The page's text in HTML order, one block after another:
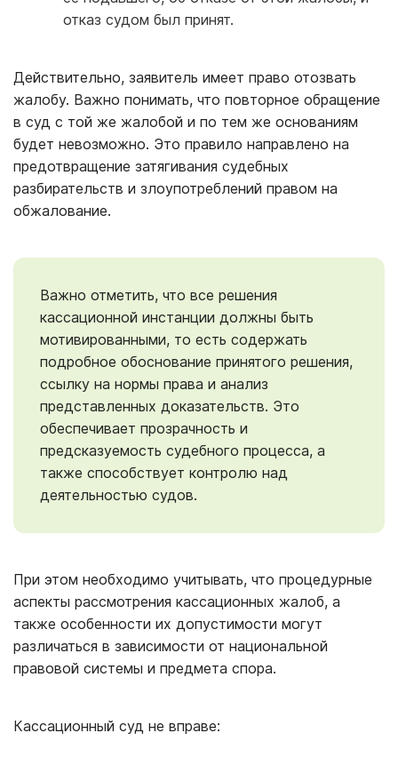
отказ судом был принят.
Действительно, заявитель имеет право отозвать
жалобу. Важно понимать, что повторное обращение
в суд с той же жалобой и по тем же основаниям
будет невозможно. Это правило направлено на
предотвращение затягивания судебных
разбирательств и злоупотреблений правом на
обжалование.
Важно отметить, что все решения
кассационной инстанции должны быть
мотивированными, то есть содержать
подробное обоснование принятого решения,
ссылку на нормы права и анализ
представленных доказательств. Это
обеспечивает прозрачность и
предсказуемость судебного процесса, а
также способствует контролю над
деятельностью судов.
При этом необходимо учитывать, что процедурные
аспекты рассмотрения кассационных жалоб, а
также особенности их допустимости могут
различаться в зависимости от национальной
правовой системы и предмета спора.
Кассационный суд не вправе: